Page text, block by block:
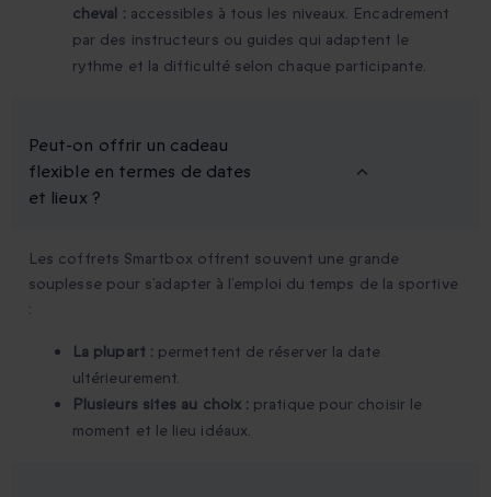
cheval :accessibles à tous les niveaux. Encadrement
par des instructeurs ou guides qui adaptent le
rythme et la difficulté selon chaque participante.
Peut-on offrir un cadeau
flexible en termes de dates
et lieux ?
Les coffrets Smartbox offrent souvent une grande
souplesse pour s’adapter à l’emploi du temps de la sportive
:
La plupart :permettent de réserver la date
ultérieurement.
Plusieurs sites au choix : pratique pour choisir le
moment et le lieu idéaux.